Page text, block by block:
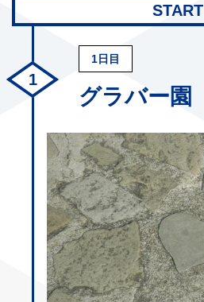
START
1日目
グラバー園